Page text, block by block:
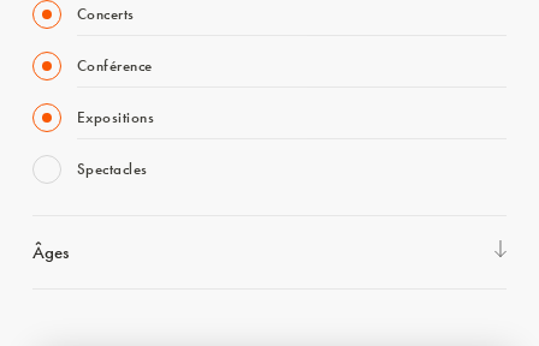
Concerts
Conférence
Expositions
Spectacles
Âges